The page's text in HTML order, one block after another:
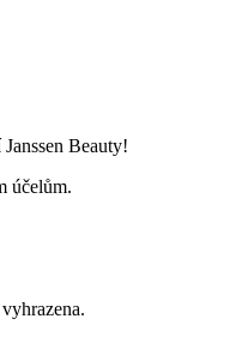
Beauty!
účelům.